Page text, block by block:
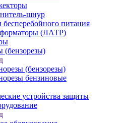
шнур
питания
(ЛАТР)
(бензорезы)
(бензорезы)
бензиновые
устройства защиты